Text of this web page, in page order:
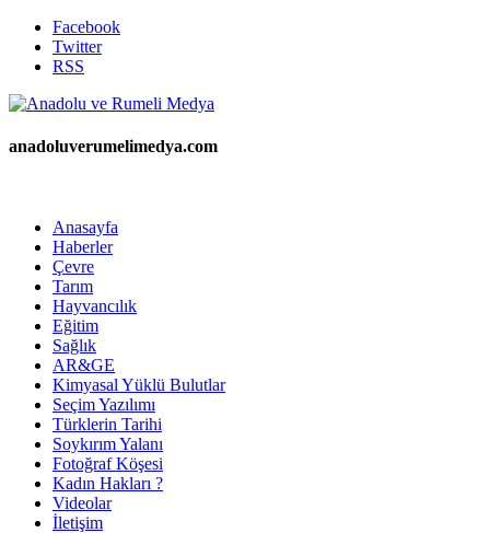
Facebook
Twitter
RSS
anadoluverumelimedya.com
Anasayfa
Haberler
Çevre
Tarım
Hayvancılık
Eğitim
Sağlık
AR&GE
Kimyasal Yüklü Bulutlar
Seçim Yazılımı
Türklerin Tarihi
Soykırım Yalanı
Fotoğraf Köşesi
Kadın Hakları ?
Videolar
İletişim